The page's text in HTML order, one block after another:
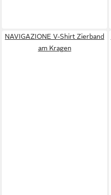
NAVIGAZIONE V-Shirt Zierband
am Kragen